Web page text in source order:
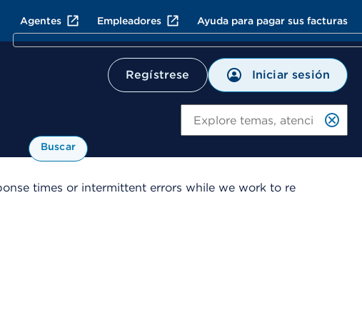
Agentes Empleadores Ayuda para pagar sus facturas
Regístrese Iniciar sesión
Buscar
times or intermittent errors while we work to re